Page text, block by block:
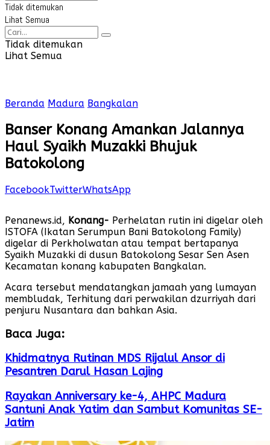
Tidak ditemukan
Lihat Semua
Tidak ditemukan
Lihat Semua
Beranda Madura Bangkalan
Banser Konang Amankan Jalannya
Haul Syaikh Muzakki Bhujuk
Batokolong
FacebookTwitterWhatsApp
Penanews.id, Konang- Perhelatan rutin ini digelar oleh
ISTOFA (Ikatan Serumpun Bani Batokolong Family)
digelar di Perkholwatan atau tempat bertapanya
Syaikh Muzakki di dusun Batokolong Sesar Sen Asen
Kecamatan konang kabupaten Bangkalan.
Acara tersebut mendatangkan jamaah yang lumayan
membludak, Terhitung dari perwakilan dzurriyah dari
penjuru Nusantara dan bahkan Asia.
Baca Juga:
Khidmatnya Rutinan MDS Rijalul Ansor di
Pesantren Darul Hasan Lajing
Rayakan Anniversary ke-4, AHPC Madura
Santuni Anak Yatim dan Sambut Komunitas SE-
Jatim